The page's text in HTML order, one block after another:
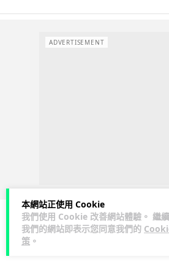
本網站正使用 Cookie
我們使用 Cookie 改善網站體驗。 繼
我們的網站即表示您同意我們的
策 。
ADVERTISEMENT
人工智能